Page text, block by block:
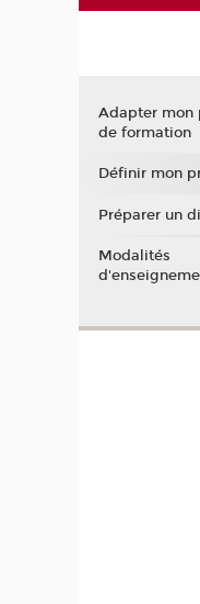
Adapter mon
de formation
Définir mon
Préparer un
Modalités